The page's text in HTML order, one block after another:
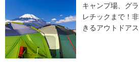
キャンプ場、グ
レチックまで！
きるアウトドア